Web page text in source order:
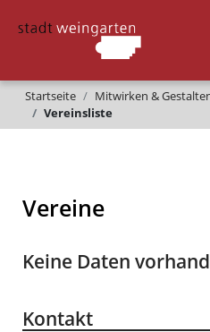
Startseite Mitwirken &
Vereinsliste
Vereine
Keine Daten
Kontakt